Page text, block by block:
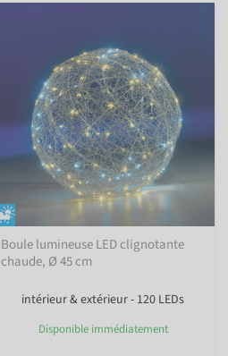
Boule lumineuse LED clignotante
chaude, Ø 45 cm
intérieur & extérieur - 120 LEDs
Disponible immédiatement